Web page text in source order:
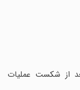
از شکست عملیات